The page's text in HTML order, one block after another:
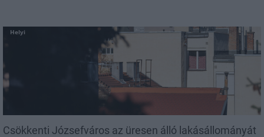
Helyi
Csökkenti Józsefváros az üresen álló lakásállományát